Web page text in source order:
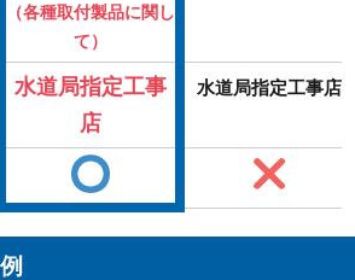
（各種取付製品に関し
て）
水道局指定工事
店
水道局指定工事店